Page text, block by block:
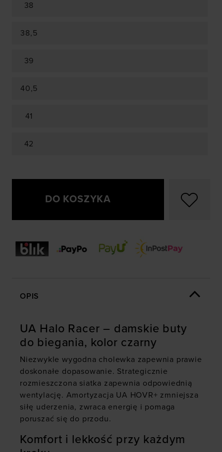
38
38,5
39
40,5
41
42
DO KOSZYKA
OPIS
UA Halo Racer – damskie buty
do biegania, kolor czarny
Niezwykle wygodna cholewka zapewnia prawie
doskonałe dopasowanie. Strategicznie
rozmieszczona siatka zapewnia odpowiednią
wentylację. Amortyzacja UA HOVR+ zmniejsza
siłę uderzenia, zwraca energię i pomaga
poruszać się do przodu.
Komfort i lekkość przy każdym